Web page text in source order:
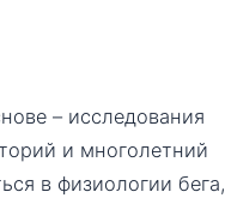
– исследования
и многолетний
в физиологии бега,